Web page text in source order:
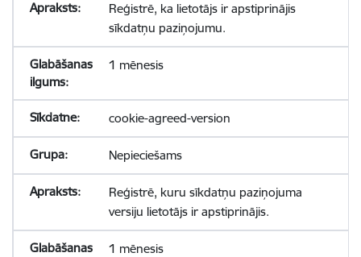
Reģistrē, ka lietotājs ir apstiprinājis
sīkdatņu paziņojumu.
1 mēnesis
cookie-agreed-version
Nepieciešams
Reģistrē, kuru sīkdatņu paziņojuma
versiju lietotājs ir apstiprinājis.
1 mēnesis